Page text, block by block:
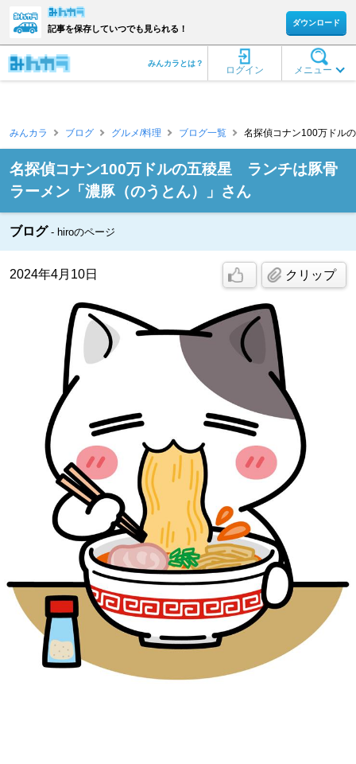
記事を保存していつでも見られる！
ダウンロード
メニュー
ログイン
みんカラとは？
みんカラ ブログ グルメ/料理 ブログ一覧 名探偵コナン100万ドル
名探偵コナン100万ドルの五稜星 ランチは豚骨
ラーメン「濃豚（のうとん）」さん
ブログ hiroのページ
2024年4月10日 クリップ